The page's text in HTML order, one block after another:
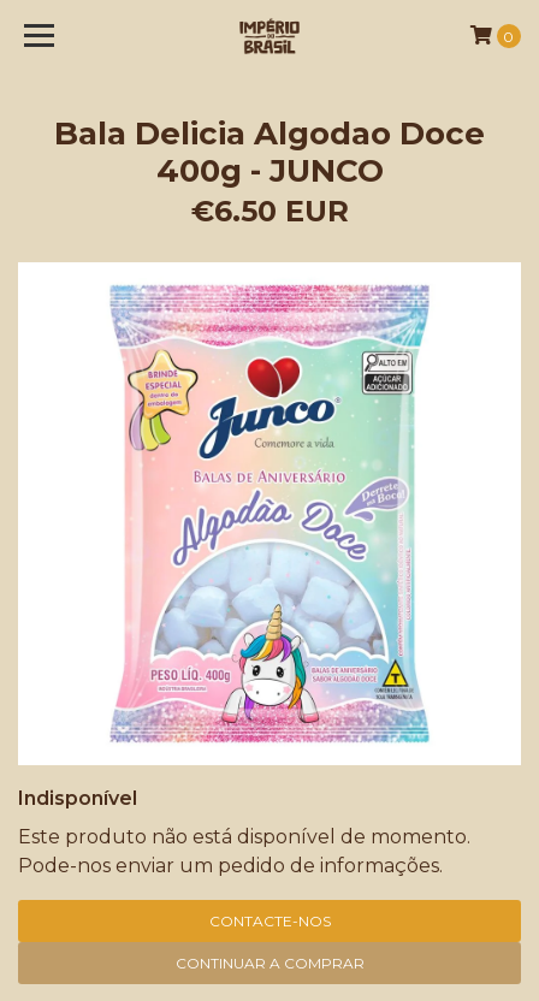
0
Bala Delicia Algodao Doce
400g - JUNCO
€6.50 EUR
Indisponível
Este produto não está disponível de momento.
Pode-nos enviar um pedido de informações.
CONTACTE-NOS
CONTINUAR A COMPRAR